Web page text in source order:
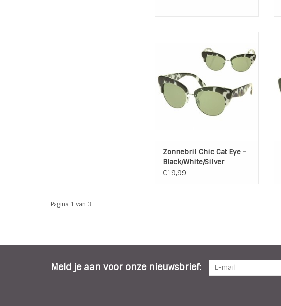
Black/White/Silver
Kleur montuur: Zwart / Wit
Onderkant montuur: Zilver
Kleur Glas: Black
Maten: Zie foto's
TOEVOEGEN AAN WINKELWAGEN
Zonnebril Chic Cat Eye -
Black/White/Silver
€19,99
Pagina 1 van 3
Meld je aan voor onze nieuwsbrief: